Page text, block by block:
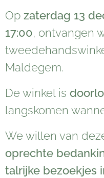
Op zaterdag 13
17:00, ontvangen
Maldegem.
De winkel is
langskomen
We willen van
oprechte
talrijke bezoekjes